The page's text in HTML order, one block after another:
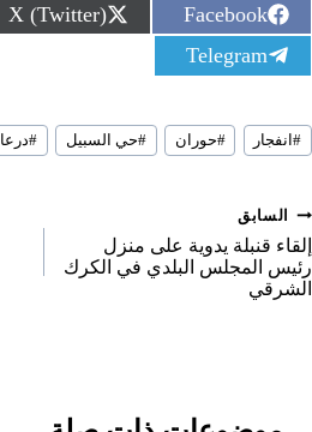
S
h
a
r
o
n
Facebook
S
h
o
n
X (Twitter)
S
h
r
e
o
Telegram
وسوم
المقال:
#انفجار #حوران #حي السبيل #درعا
تصفّح
المقالات
السابق
إلقاء قنبلة يدوية على منزل
رئيس المجلس البلدي في الكرك
الشرقي